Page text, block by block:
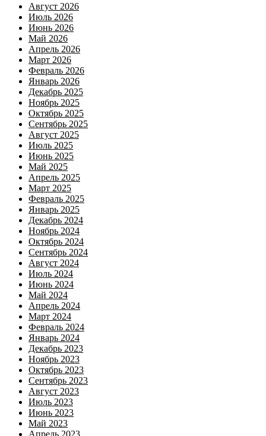
Август 2026
Июль 2026
Июнь 2026
Май 2026
Апрель 2026
Март 2026
Февраль 2026
Январь 2026
Декабрь 2025
Ноябрь 2025
Октябрь 2025
Сентябрь 2025
Август 2025
Июль 2025
Июнь 2025
Май 2025
Апрель 2025
Март 2025
Февраль 2025
Январь 2025
Декабрь 2024
Ноябрь 2024
Октябрь 2024
Сентябрь 2024
Август 2024
Июль 2024
Июнь 2024
Май 2024
Апрель 2024
Март 2024
Февраль 2024
Январь 2024
Декабрь 2023
Ноябрь 2023
Октябрь 2023
Сентябрь 2023
Август 2023
Июль 2023
Июнь 2023
Май 2023
Апрель 2023